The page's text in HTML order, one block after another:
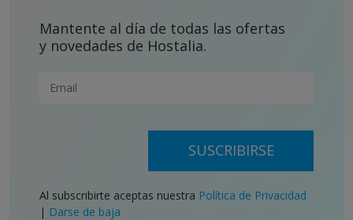
Mantente al día de todas las ofertas
y novedades de Hostalia.
SUSCRIBIRSE
Al subscribirte aceptas nuestra Política de Privacidad
| Darse de baja